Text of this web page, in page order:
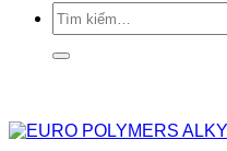
Tìm
kiếm: